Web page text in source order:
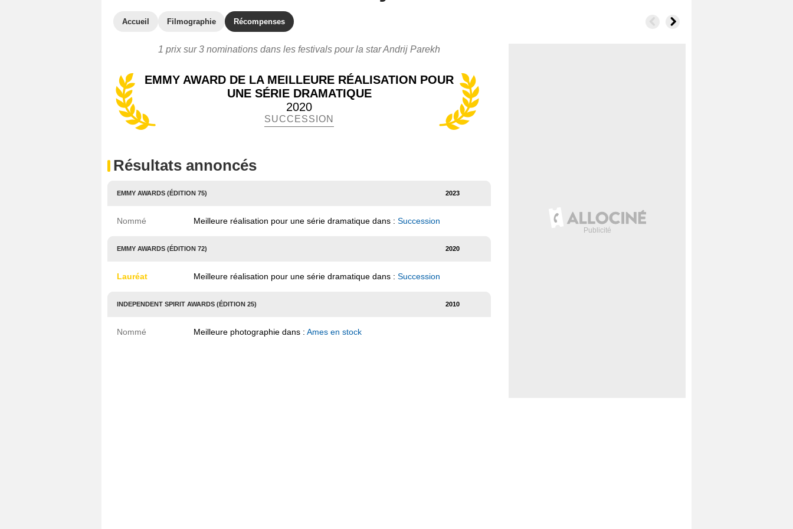
Accueil Filmographie Récompenses
1 prix sur 3 nominations dans les festivals pour la star Andrij Parekh
EMMY AWARD DE LA MEILLEURE RÉALISATION POUR
UNE SÉRIE DRAMATIQUE
2020
SUCCESSION
Résultats annoncés
EMMY AWARDS (ÉDITION 75) 2023
Nommé Meilleure réalisation pour une série dramatique dans : Succession
EMMY AWARDS (ÉDITION 72) 2020
Lauréat Meilleure réalisation pour une série dramatique dans : Succession
INDEPENDENT SPIRIT AWARDS (ÉDITION 25) 2010
Nommé Meilleure photographie dans : Ames en stock